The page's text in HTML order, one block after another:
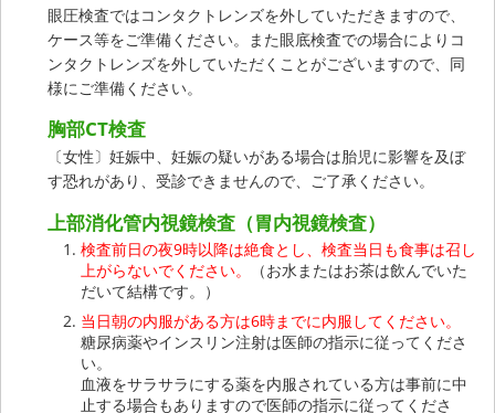
眼圧検査ではコンタクトレンズを外していただきますので、
ケース等をご準備ください。また眼底検査での場合によりコ
ンタクトレンズを外していただくことがございますので、同
様にご準備ください。
胸部CT検査
〔女性〕妊娠中、妊娠の疑いがある場合は胎児に影響を及ぼ
す恐れがあり、受診できませんので、ご了承ください。
上部消化管内視鏡検査（胃内視鏡検査）
検査前日の夜9時以降は絶食とし、検査当日も食事は召し
上がらないでください。
（お水またはお茶は飲んでいた
だいて結構です。）
当日朝の内服がある方は6時までに内服してください。
糖尿病薬やインスリン注射は医師の指示に従ってくださ
い。
血液をサラサラにする薬を内服されている方は事前に中
止する場合もありますので医師の指示に従ってくださ